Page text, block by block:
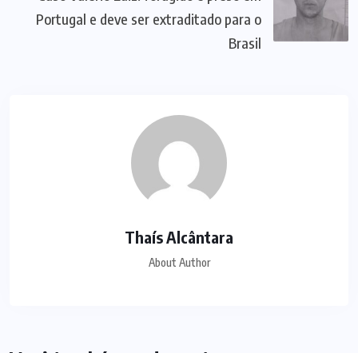
Portugal e deve ser extraditado para o
Brasil
Thaís Alcântara
About Author